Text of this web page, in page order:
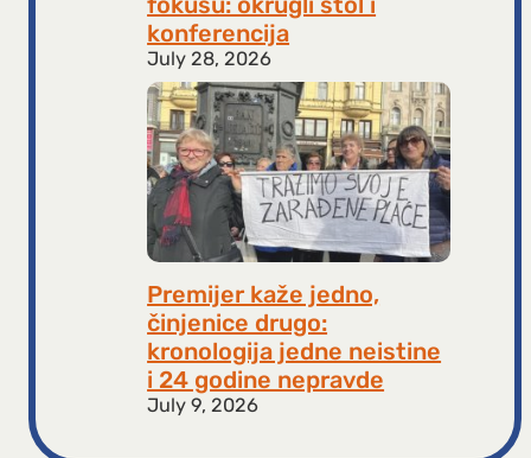
konferencija
July 28, 2026
Premijer kaže jedno,
činjenice drugo:
kronologija jedne neistine
i 24 godine nepravde
July 9, 2026